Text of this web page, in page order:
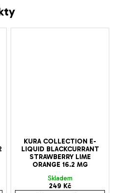
KURA COLLECTION E-
LIQUID BLACKCURRANT
STRAWBERRY LIME
ORANGE 16.2 MG
Skladem
249 Kč